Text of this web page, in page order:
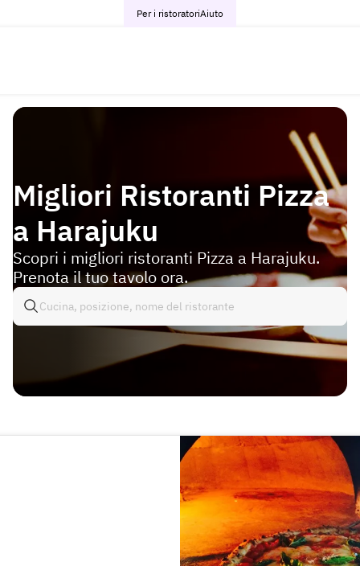
Per i ristoratoriAiuto
Migliori Ristoranti Pizza
a Harajuku
Scopri i migliori ristoranti Pizza a Harajuku.
Prenota il tuo tavolo ora.